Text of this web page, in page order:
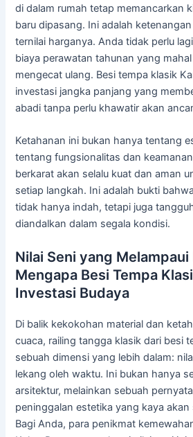
di dalam rumah tetap memancarkan
baru dipasang. Ini adalah
ternilai harganya. Anda tidak perlu
biaya perawatan tahunan yang
mengecat ulang. Besi tempa klasik
investasi jangka panjang yang
abadi tanpa perlu khawatir akan
Ketahanan ini bukan hanya tentang
tentang fungsionalitas dan
berkarat akan selalu kuat dan aman
setiap langkah. Ini adalah bukti
tidak hanya indah, tetapi juga
diandalkan dalam segala kondisi.
Nilai Seni yang
Mengapa Besi Tempa
Investasi Budaya
Di balik kekokohan material dan
cuaca, railing tangga klasik dari besi
sebuah dimensi yang lebih dalam:
lekang oleh waktu. Ini bukan hanya
arsitektur, melainkan sebuah
peninggalan estetika yang kaya
Bagi Anda, para penikmat